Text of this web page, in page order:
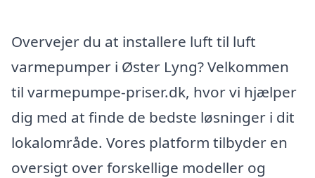
Overvejer du at installere luft til luft
varmepumper i Øster Lyng? Velkommen
til varmepumpe-priser.dk, hvor vi hjælper
dig med at finde de bedste løsninger i dit
lokalområde. Vores platform tilbyder en
oversigt over forskellige modeller og